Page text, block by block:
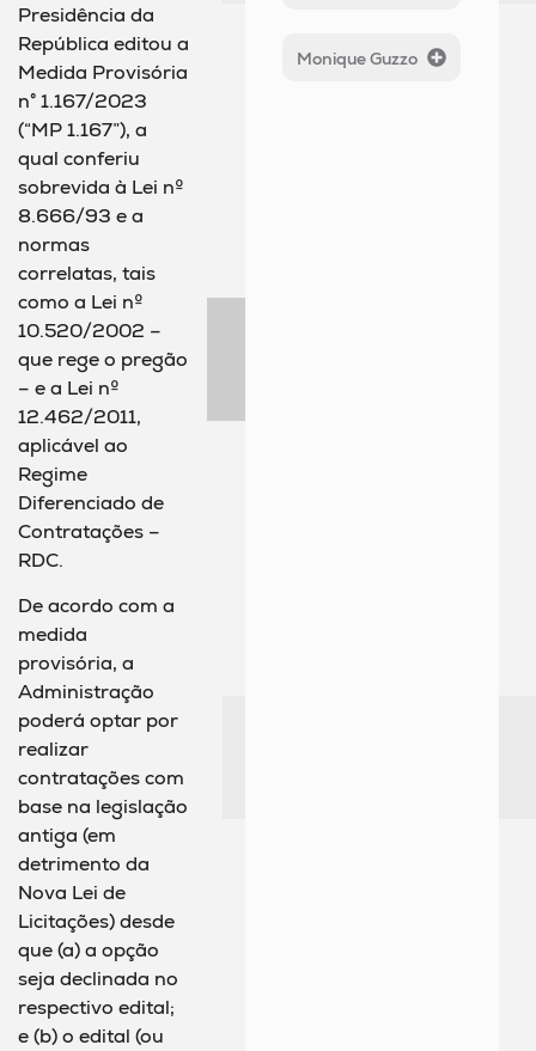
Presidência da
República editou a
Medida Provisória
n° 1.167/2023
(“MP 1.167”), a
qual conferiu
sobrevida à Lei nº
8.666/93 e a
normas
correlatas, tais
como a Lei nº
10.520/2002 –
que rege o pregão
– e a Lei nº
12.462/2011,
aplicável ao
Regime
Diferenciado de
Contratações –
RDC.
De acordo com a
medida
provisória, a
Administração
poderá optar por
realizar
contratações com
base na legislação
antiga (em
detrimento da
Nova Lei de
Licitações) desde
que (a) a opção
seja declinada no
respectivo edital;
e (b) o edital (ou
Monique Guzzo